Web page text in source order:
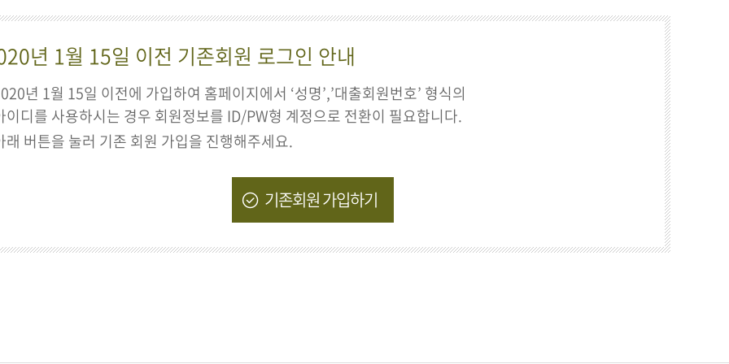
년 1월 15일 이전 기존회원 로그인 안내
년 1월 15일 이전에 가입하여 홈페이지에서 ‘성명’,’대출회원번호’ 형식의
이디를 사용하시는 경우 회원정보를 ID/PW형 계정으로 전환이 필요합니다.
래 버튼을 눌러 기존 회원 가입을 진행해주세요.
기존회원 가입하기